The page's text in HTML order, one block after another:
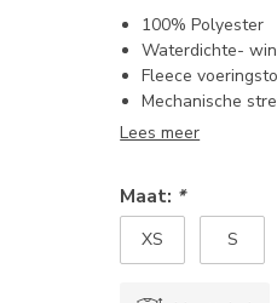
100% Polyester
Waterdichte-
Fleece
Mechanische
Lees meer
Maat: *
XS S